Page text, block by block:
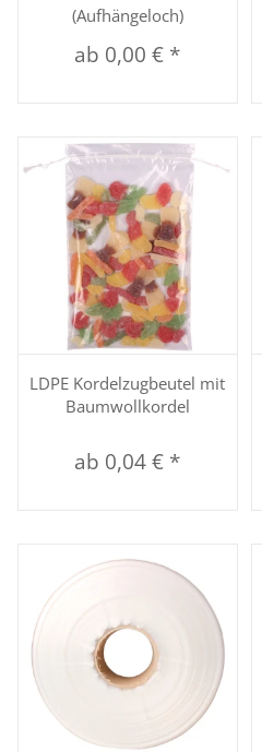
(Aufhängeloch)
ab 0,00 € *
LDPE Kordelzugbeutel mit
Baumwollkordel
ab 0,04 € *